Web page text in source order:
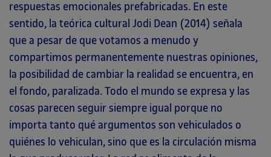
respuestas emocionales prefabricadas. En este
sentido, la teórica cultural Jodi Dean (2014) señala
que a pesar de que votamos a menudo y
compartimos permanentemente nuestras opiniones,
la posibilidad de cambiar la realidad se encuentra, en
el fondo, paralizada. Todo el mundo se expresa y las
cosas parecen seguir siempre igual porque no
importa tanto qué argumentos son vehiculados o
quiénes lo vehiculan, sino que es la circulación misma